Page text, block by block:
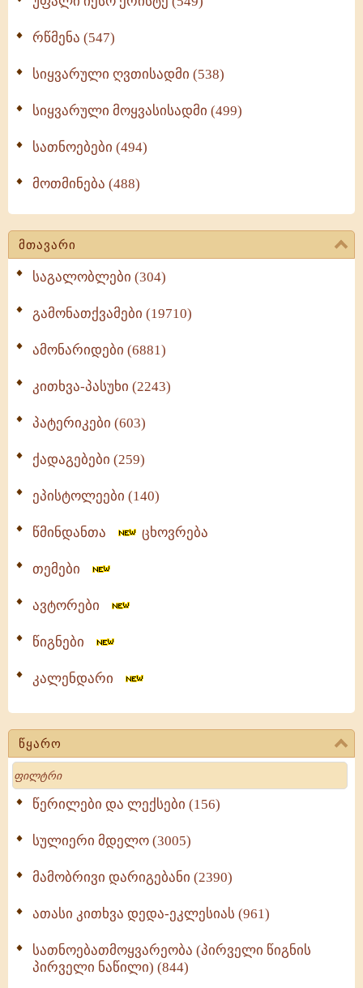
რწმენა (547)
სიყვარული ღვთისადმი (538)
სიყვარული მოყვასისადმი (499)
სათნოებები (494)
მოთმინება (488)
მთავარი
საგალობლები (304)
გამონათქვამები (19710)
ამონარიდები (6881)
კითხვა-პასუხი (2243)
პატერიკები (603)
ქადაგებები (259)
ეპისტოლეები (140)
წმინდანთა ცხოვრება
თემები
ავტორები
წიგნები
კალენდარი
წყარო
Search
წერილები და ლექსები (156)
სულიერი მდელო (3005)
მამობრივი დარიგებანი (2390)
ათასი კითხვა დედა-ეკლესიას (961)
სათნოებათმოყვარეობა (პირველი წიგნის
პირველი ნაწილი) (844)